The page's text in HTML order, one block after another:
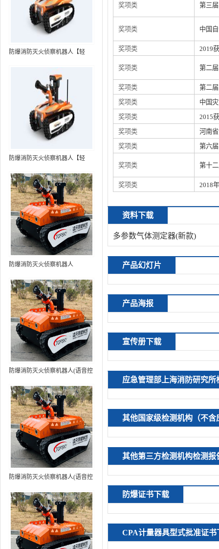
防爆消防灭火侦察机器人【轻
装置+语音控制+跟随功能+5G控
制+水炮跟踪火焰）RXR-
MC80BD（第8代）
防爆消防灭火侦察机器人【轻
装置+语音控制+跟随功能+5G控
制+水炮跟踪火焰+自主导航）
防爆消防灭火侦察机器人
防爆消防灭火侦察机器人(语音控
MC80BD（第6代）
防爆消防灭火侦察机器人(语音控
RXR-MC80BD（第7代）
奖项类 第三
奖项类 中国
奖项类 2019
奖项类 第二
奖项类
第二
奖项类
中国
奖项类
2015
奖项类
河南
奖项类
第六
奖项类 第十
奖项类 2018
资料下载
多参数气体测定器(新款)
产品幻灯片
产品海报
宣传册下载
应急管理部上海消防研究所
其他国家级检测机构（不
其他第三方检测机构检测报
防爆证书下载
CPA计量器具型式批准证书